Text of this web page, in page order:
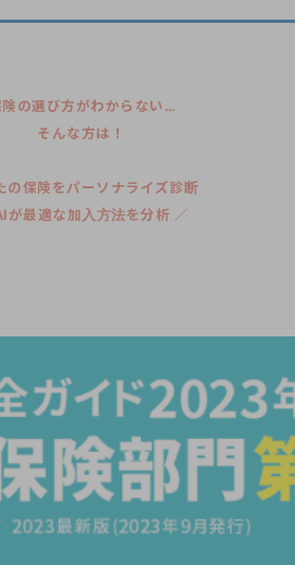
険の選び方がわからない…
そんな方は！
の保険をパーソナライズ診断
が最適な加入方法を分析 ／